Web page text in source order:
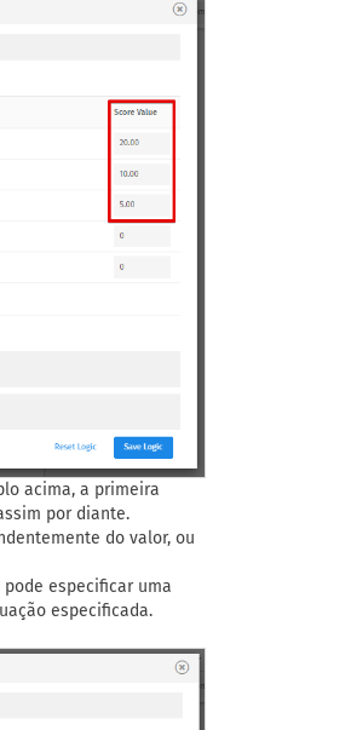
acima, a primeira
por diante.
do valor, ou
especificar uma
especificada.